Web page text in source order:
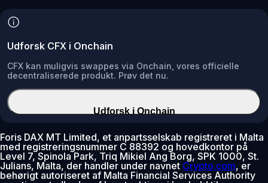
Udforsk CFX i Onchain
CFX kan muligvis swappes via Onchain, vores officielle
decentraliserede produkt. Prøv det nu.
Udforsk i Onchain
Foris DAX MT Limited, et anpartsselskab registreret i Malta
med registreringsnummer C 88392 og hovedkontor på
Level 7, Spinola Park, Triq Mikiel Ang Borg, SPK 1000, St.
Julians, Malta, der handler under navnet Crypto.com, er
behørigt autoriseret af Malta Financial Services Authority